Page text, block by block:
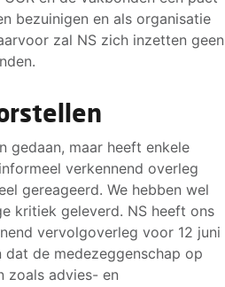
bezuinigen en als organisatie
zal NS zich inzetten geen
gedaan, maar heeft enkele
verkennend overleg
gereageerd. We hebben wel
kritiek geleverd. NS heeft ons
vervolgoverleg voor 12 juni
dat de medezeggenschap op
zoals advies- en